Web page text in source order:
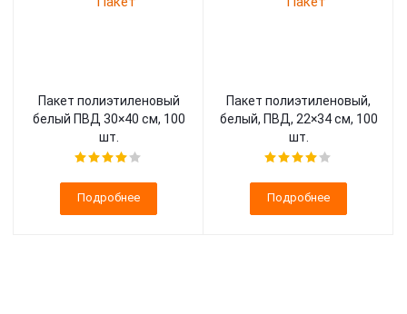
Пакет полиэтиленовый
белый ПВД 30×40 см, 100
шт.
Подробнее
Пакет полиэтиленовый,
белый, ПВД, 22×34 см, 100
шт.
Подробнее